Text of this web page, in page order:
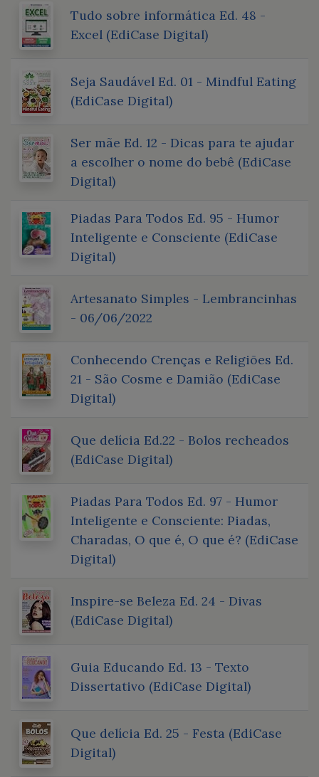
Tudo sobre informática Ed. 48 -
Excel (EdiCase Digital)
Seja Saudável Ed. 01 - Mindful Eating
(EdiCase Digital)
Ser mãe Ed. 12 - Dicas para te ajudar
a escolher o nome do bebê (EdiCase
Digital)
Piadas Para Todos Ed. 95 - Humor
Inteligente e Consciente (EdiCase
Digital)
Artesanato Simples - Lembrancinhas
- 06/06/2022
Conhecendo Crenças e Religiões Ed.
21 - São Cosme e Damião (EdiCase
Digital)
Que delícia Ed.22 - Bolos recheados
(EdiCase Digital)
Piadas Para Todos Ed. 97 - Humor
Inteligente e Consciente: Piadas,
Charadas, O que é, O que é? (EdiCase
Digital)
Inspire-se Beleza Ed. 24 - Divas
(EdiCase Digital)
Guia Educando Ed. 13 - Texto
Dissertativo (EdiCase Digital)
Que delícia Ed. 25 - Festa (EdiCase
Digital)